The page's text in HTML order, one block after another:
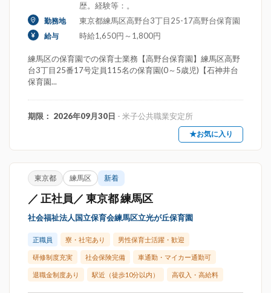
歴。経験等：。
勤務地 東京都練馬区高野台3丁目25-17高野台保育園
給与 時給1,650円～1,800円
練馬区の保育園での保育士業務【高野台保育園】練馬区高野
台3丁目25番17号定員115名の保育園(0～5歳児)【石神井台
保育園...
期限： 2026年09月30日 - 米子公共職業安定所
★お気に入り
東京都 練馬区 新着
／ 正社員／ 東京都 練馬区
社会福祉法人国立保育会練馬区立光が丘保育園
正職員 寮・社宅あり 男性保育士活躍・歓迎
研修制度充実 社会保険完備 車通勤・マイカー通勤可
退職金制度あり 駅近（徒歩10分以内） 高収入・高給料